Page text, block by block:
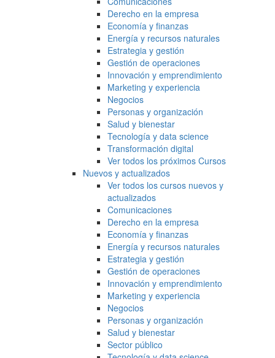
Derecho en la empresa
Economía y finanzas
Energía y recursos naturales
Estrategia y gestión
Gestión de operaciones
Innovación y emprendimiento
Marketing y experiencia
Negocios
Personas y organización
Salud y bienestar
Tecnología y data science
Transformación digital
Ver todos los próximos Cursos
Nuevos y actualizados
Ver todos los cursos nuevos y
actualizados
Comunicaciones
Derecho en la empresa
Economía y finanzas
Energía y recursos naturales
Estrategia y gestión
Gestión de operaciones
Innovación y emprendimiento
Marketing y experiencia
Negocios
Personas y organización
Salud y bienestar
Sector público